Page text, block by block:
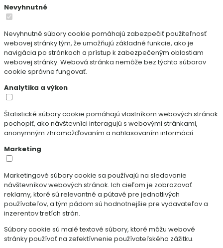
Nevyhnutné
Nevyhnutné súbory cookie pomáhajú zabezpečiť použiteľnosť
webovej stránky tým, že umožňujú základné funkcie, ako je
navigácia po stránkach a prístup k zabezpečeným oblastiam
webovej stránky. Webová stránka nemôže bez týchto súborov
cookie správne fungovať.
Analytika a výkon
Štatistické súbory cookie pomáhajú vlastníkom webových stránok
pochopiť, ako návštevníci interagujú s webovými stránkami,
anonymným zhromažďovaním a nahlasovaním informácií.
Marketing
Marketingové súbory cookie sa používajú na sledovanie
návštevníkov webových stránok. Ich cieľom je zobrazovať
reklamy, ktoré sú relevantné a pútavé pre jednotlivých
používateľov, a tým pádom sú hodnotnejšie pre vydavateľov a
inzerentov tretích strán.
Súbory cookie sú malé textové súbory, ktoré môžu webové
stránky používať na zefektívnenie používateľského zážitku.